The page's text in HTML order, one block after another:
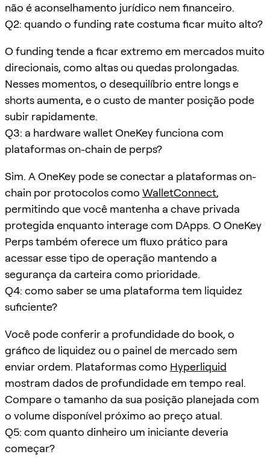
não é aconselhamento jurídico nem financeiro.
Q2: quando o funding rate costuma ficar muito alto?
O funding tende a ficar extremo em mercados muito
direcionais, como altas ou quedas prolongadas.
Nesses momentos, o desequilíbrio entre longs e
shorts aumenta, e o custo de manter posição pode
subir rapidamente.
Q3: a hardware wallet OneKey funciona com
plataformas on-chain de perps?
Sim. A OneKey pode se conectar a plataformas on-
chain por protocolos como WalletConnect,
permitindo que você mantenha a chave privada
protegida enquanto interage com DApps. O OneKey
Perps também oferece um fluxo prático para
acessar esse tipo de operação mantendo a
segurança da carteira como prioridade.
Q4: como saber se uma plataforma tem liquidez
suficiente?
Você pode conferir a profundidade do book, o
gráfico de liquidez ou o painel de mercado sem
enviar ordem. Plataformas como Hyperliquid
mostram dados de profundidade em tempo real.
Compare o tamanho da sua posição planejada com
o volume disponível próximo ao preço atual.
Q5: com quanto dinheiro um iniciante deveria
começar?